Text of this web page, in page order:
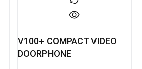
V100+ COMPACT VIDEO
DOORPHONE